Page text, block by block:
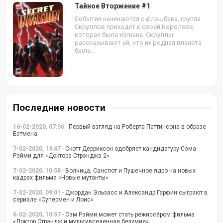
Тайное Вторжение #1
События начинаются с флэшбэка, группа
Скруллов приходит к своей Королеве,
которая была изгнана. Скруллы
рассказывают ей, что их родная планета
была...
Последние новости
16-02-2020, 07:36 - Первый взгляд на Роберта Паттинсона в образе
Бэтмена
7-02-2020, 13:47 - Скотт Дерриксон одобряет кандидатуру Сэма
Рэйми для «Доктора Стрэнджа 2»
7-02-2020, 10:58 - Волчица, Санспот и Пушечное ядро на новых
кадрах фильма «Новые мутанты»
7-02-2020, 09:01 - Джордан Эльзасс и Александр Гарфин сыграют в
сериале «Супермен и Лоис»
6-02-2020, 10:57 - Сэм Рэйми может стать режиссёром фильма
«Доктор Стрэндж и мультивселенная безумия»